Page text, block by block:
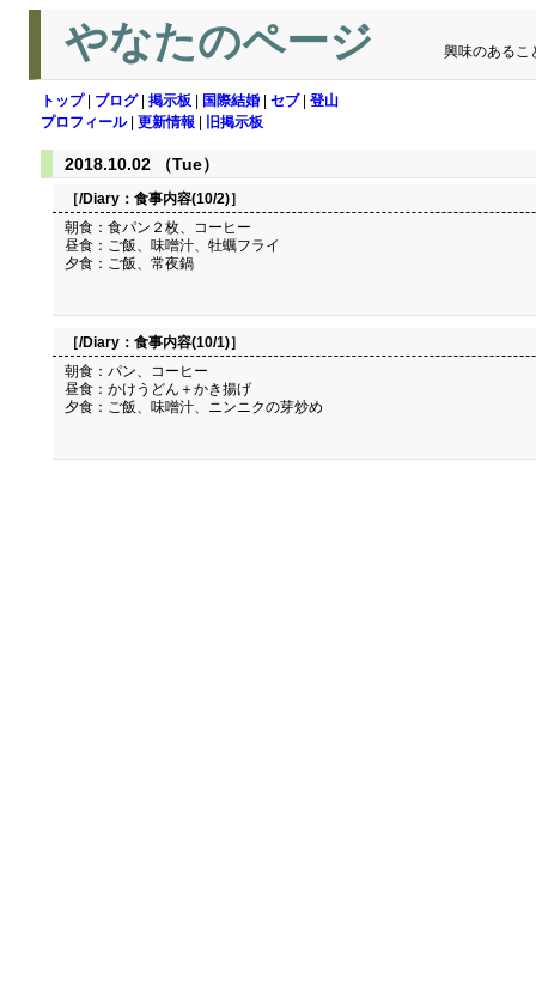
やなたのページ 興味のあるこ
トップ| ブログ| 掲示板 国際結婚 セブ| 登山
プロフィール| 更新情報 旧掲示板
2018.10.02 （Tue）
［/Diary： 食事内容(10/2)］
朝食：食パン２枚、コーヒー
昼食：ご飯、味噌汁、牡蠣フライ
夕食：ご飯、常夜鍋
［/Diary： 食事内容(10/1)］
朝食：パン、コーヒー
昼食：かけうどん＋かき揚げ
夕食：ご飯、味噌汁、ニンニクの芽炒め